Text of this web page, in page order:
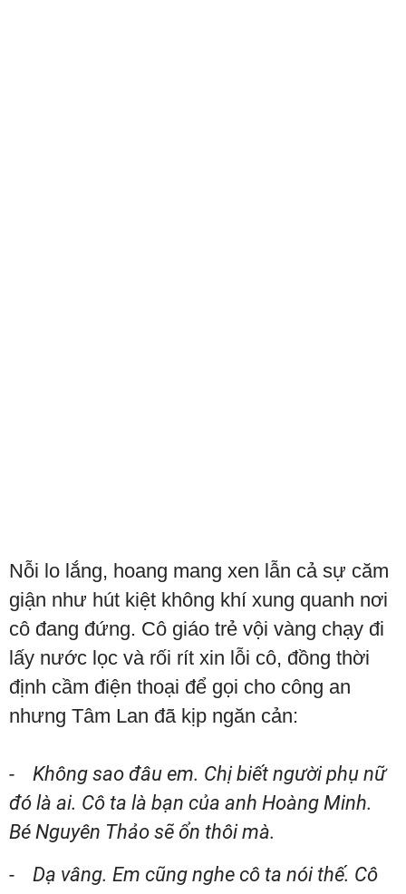
Nỗi lo lắng, hoang mang xen lẫn cả sự căm
giận như hút kiệt không khí xung quanh nơi
cô đang đứng. Cô giáo trẻ vội vàng chạy đi
lấy nước lọc và rối rít xin lỗi cô, đồng thời
định cầm điện thoại để gọi cho công an
nhưng Tâm Lan đã kịp ngăn cản:
- Không sao đâu em. Chị biết người phụ nữ
đó là ai. Cô ta là bạn của anh Hoàng Minh.
Bé Nguyên Thảo sẽ ổn thôi mà.
- Dạ vâng. Em cũng nghe cô ta nói thế. Cô